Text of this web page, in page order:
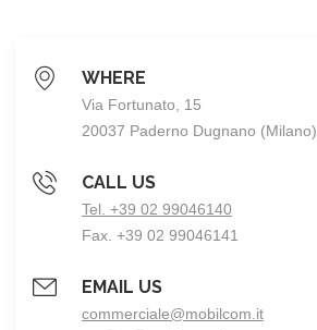
WHERE
Via Fortunato, 15
20037 Paderno Dugnano (Milano)
CALL US
Tel. +39 02 99046140
Fax. +39 02 99046141
EMAIL US
commerciale@mobilcom.it